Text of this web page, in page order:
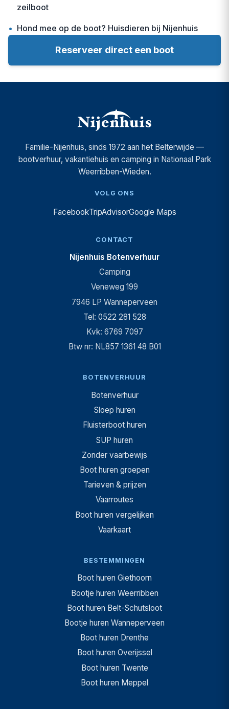
zeilboot
• Hond mee op de boot? Huisdieren bij Nijenhuis
Reserveer direct een boot
Familie-Nijenhuis, sinds 1972 aan het Belterwijde —
bootverhuur, vakantiehuis en camping in Nationaal Park
Weerribben-Wieden.
VOLG ONS
FacebookTripAdvisorGoogle Maps
CONTACT
Nijenhuis Botenverhuur
Camping
Veneweg 199
7946 LP Wanneperveen
Tel: 0522 281 528
Kvk: 6769 7097
Btw nr: NL857 1361 48 B01
BOTENVERHUUR
Botenverhuur
Sloep huren
Fluisterboot huren
SUP huren
Zonder vaarbewijs
Boot huren groepen
Tarieven & prijzen
Vaarroutes
Boot huren vergelijken
Vaarkaart
BESTEMMINGEN
Boot huren Giethoorn
Bootje huren Weerribben
Boot huren Belt-Schutsloot
Bootje huren Wanneperveen
Boot huren Drenthe
Boot huren Overijssel
Boot huren Twente
Boot huren Meppel